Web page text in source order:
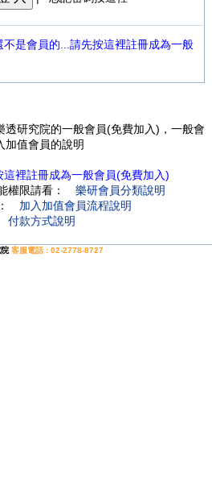
不是會員的...請先按這裡註冊成為一般
透研究院的一般會員(免費加入)，一般會
加值會員的說明
裡註冊成為一般會員(免費加入)
權限請看： 樂研會員分類說明
加入加值會員流程說明
付款方式說明
客服電話 : 02-2778-8727